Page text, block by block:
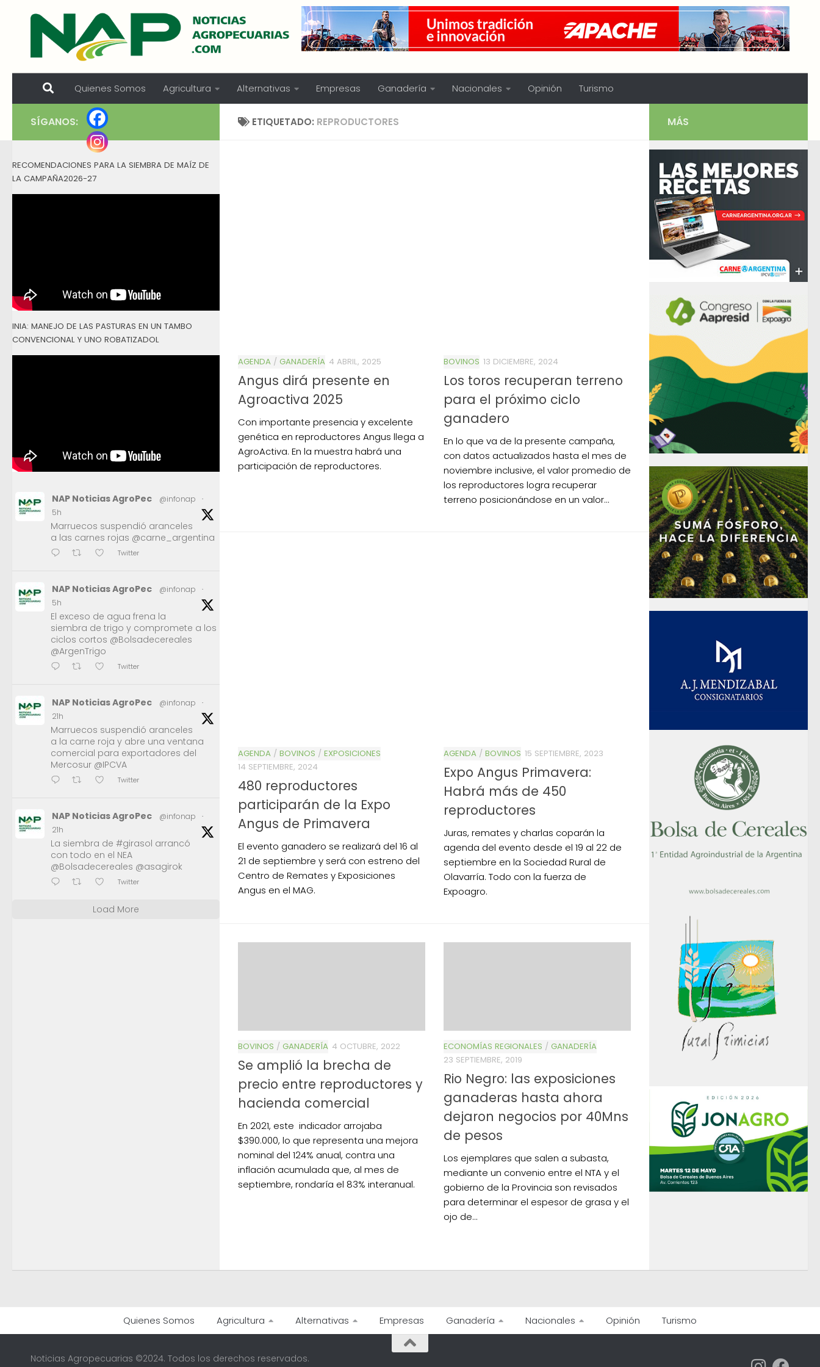
Skip to content
Quienes Somos Agricultura Alternativas Empresas Ganadería Nacionales Opinión Turismo
ETIQUETADO: REPRODUCTORES
AGENDA / GANADERÍA 4 ABRIL, 2025
Angus dirá presente en
Agroactiva 2025
Con importante presencia y excelente
genética en reproductores Angus llega a
AgroActiva. En la muestra habrá una
participación de reproductores.
BOVINOS 13 DICIEMBRE, 2024
Los toros recuperan terreno
para el próximo ciclo
ganadero
En lo que va de la presente campaña,
con datos actualizados hasta el mes de
noviembre inclusive, el valor promedio de
los reproductores logra recuperar
terreno posicionándose en un valor...
AGENDA / BOVINOS / EXPOSICIONES
14 SEPTIEMBRE, 2024
480 reproductores
participarán de la Expo
Angus de Primavera
El evento ganadero se realizará del 16 al
21 de septiembre y será con estreno del
Centro de Remates y Exposiciones
Angus en el MAG.
AGENDA / BOVINOS 15 SEPTIEMBRE, 2023
Expo Angus Primavera:
Habrá más de 450
reproductores
Juras, remates y charlas coparán la
agenda del evento desde el 19 al 22 de
septiembre en la Sociedad Rural de
Olavarría. Todo con la fuerza de
Expoagro.
BOVINOS / GANADERÍA 4 OCTUBRE, 2022
Se amplió la brecha de
precio entre reproductores y
hacienda comercial
En 2021, este indicador arrojaba
$390.000, lo que representa una mejora
nominal del 124% anual, contra una
inflación acumulada que, al mes de
septiembre, rondaría el 83% interanual.
ECONOMÍAS REGIONALES / GANADERÍA
23 SEPTIEMBRE, 2019
Rio Negro: las exposiciones
ganaderas hasta ahora
dejaron negocios por 40Mns
de pesos
Los ejemplares que salen a subasta,
mediante un convenio entre el NTA y el
gobierno de la Provincia son revisados
para determinar el espesor de grasa y el
ojo de...
SÍGANOS:
RECOMENDACIONES PARA LA SIEMBRA DE MAÍZ DE
LA CAMPAÑA2026-27
INIA: MANEJO DE LAS PASTURAS EN UN TAMBO
CONVENCIONAL Y UNO ROBATIZADOL
NAP Noticias AgroPec @infonap
·
5h
Marruecos suspendió aranceles
a las carnes rojas @carne_argentina
Twitter
NAP Noticias AgroPec @infonap
·
5h
El exceso de agua frena la
siembra de trigo y compromete a los
ciclos cortos @Bolsadecereales
@ArgenTrigo
Twitter
NAP Noticias AgroPec @infonap
·
21h
Marruecos suspendió aranceles
a la carne roja y abre una ventana
comercial para exportadores del
Mercosur @IPCVA
Twitter
NAP Noticias AgroPec @infonap
·
21h
La siembra de #girasol arrancó
con todo en el NEA
@Bolsadecereales @asagirok
Twitter
Load More
MÁS
Quienes Somos Agricultura Alternativas Empresas Ganadería Nacionales Opinión Turismo
Noticias Agropecuarias ©2024. Todos los derechos reservados.